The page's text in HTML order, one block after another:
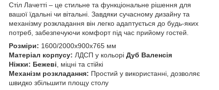
Стіл Лачетті – це стильне та функціональне рішення для
вашої їдальні чи вітальні. Завдяки сучасному дизайну та
механізму розкладання він легко адаптується до будь-яких
потреб, забезпечуючи комфорт під час прийому гостей.
Розміри: 1600/2000x900x765 мм
Матеріал корпусу: ЛДСП у кольорі Дуб Валенсія
Ніжки: Бежеві , міцні та стійкі
Механізм розкладання: Простий у використанні, дозволяє
швидко збільшити площу столу